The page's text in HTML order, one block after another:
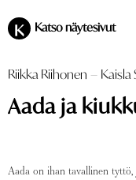
K Katso näytesivut
Riikka Riihonen – Kaisla
Aada ja
Aada on ihan tavallinen tyttö,